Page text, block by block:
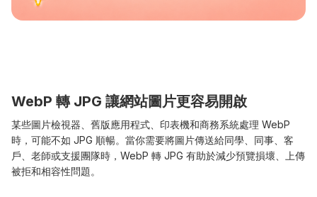
WebP 轉 JPG 讓網站圖片更容易開啟
某些圖片檢視器、舊版應用程式、印表機和商務系統處理 WebP
時，可能不如 JPG 順暢。當你需要將圖片傳送給同學、同事、客
戶、老師或支援團隊時，WebP 轉 JPG 有助於減少預覽損壞、上傳
被拒和相容性問題。